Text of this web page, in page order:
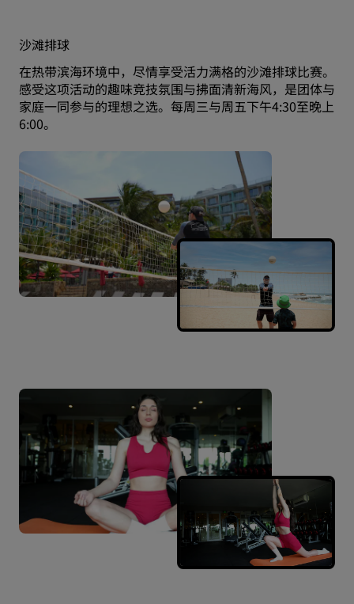
沙滩排球
在热带滨海环境中，尽情享受活力满格的沙滩排球比赛。
感受这项活动的趣味竞技氛围与拂面清新海风，是团体与
家庭一同参与的理想之选。每周三与周五下午4:30至晚上
6:00。